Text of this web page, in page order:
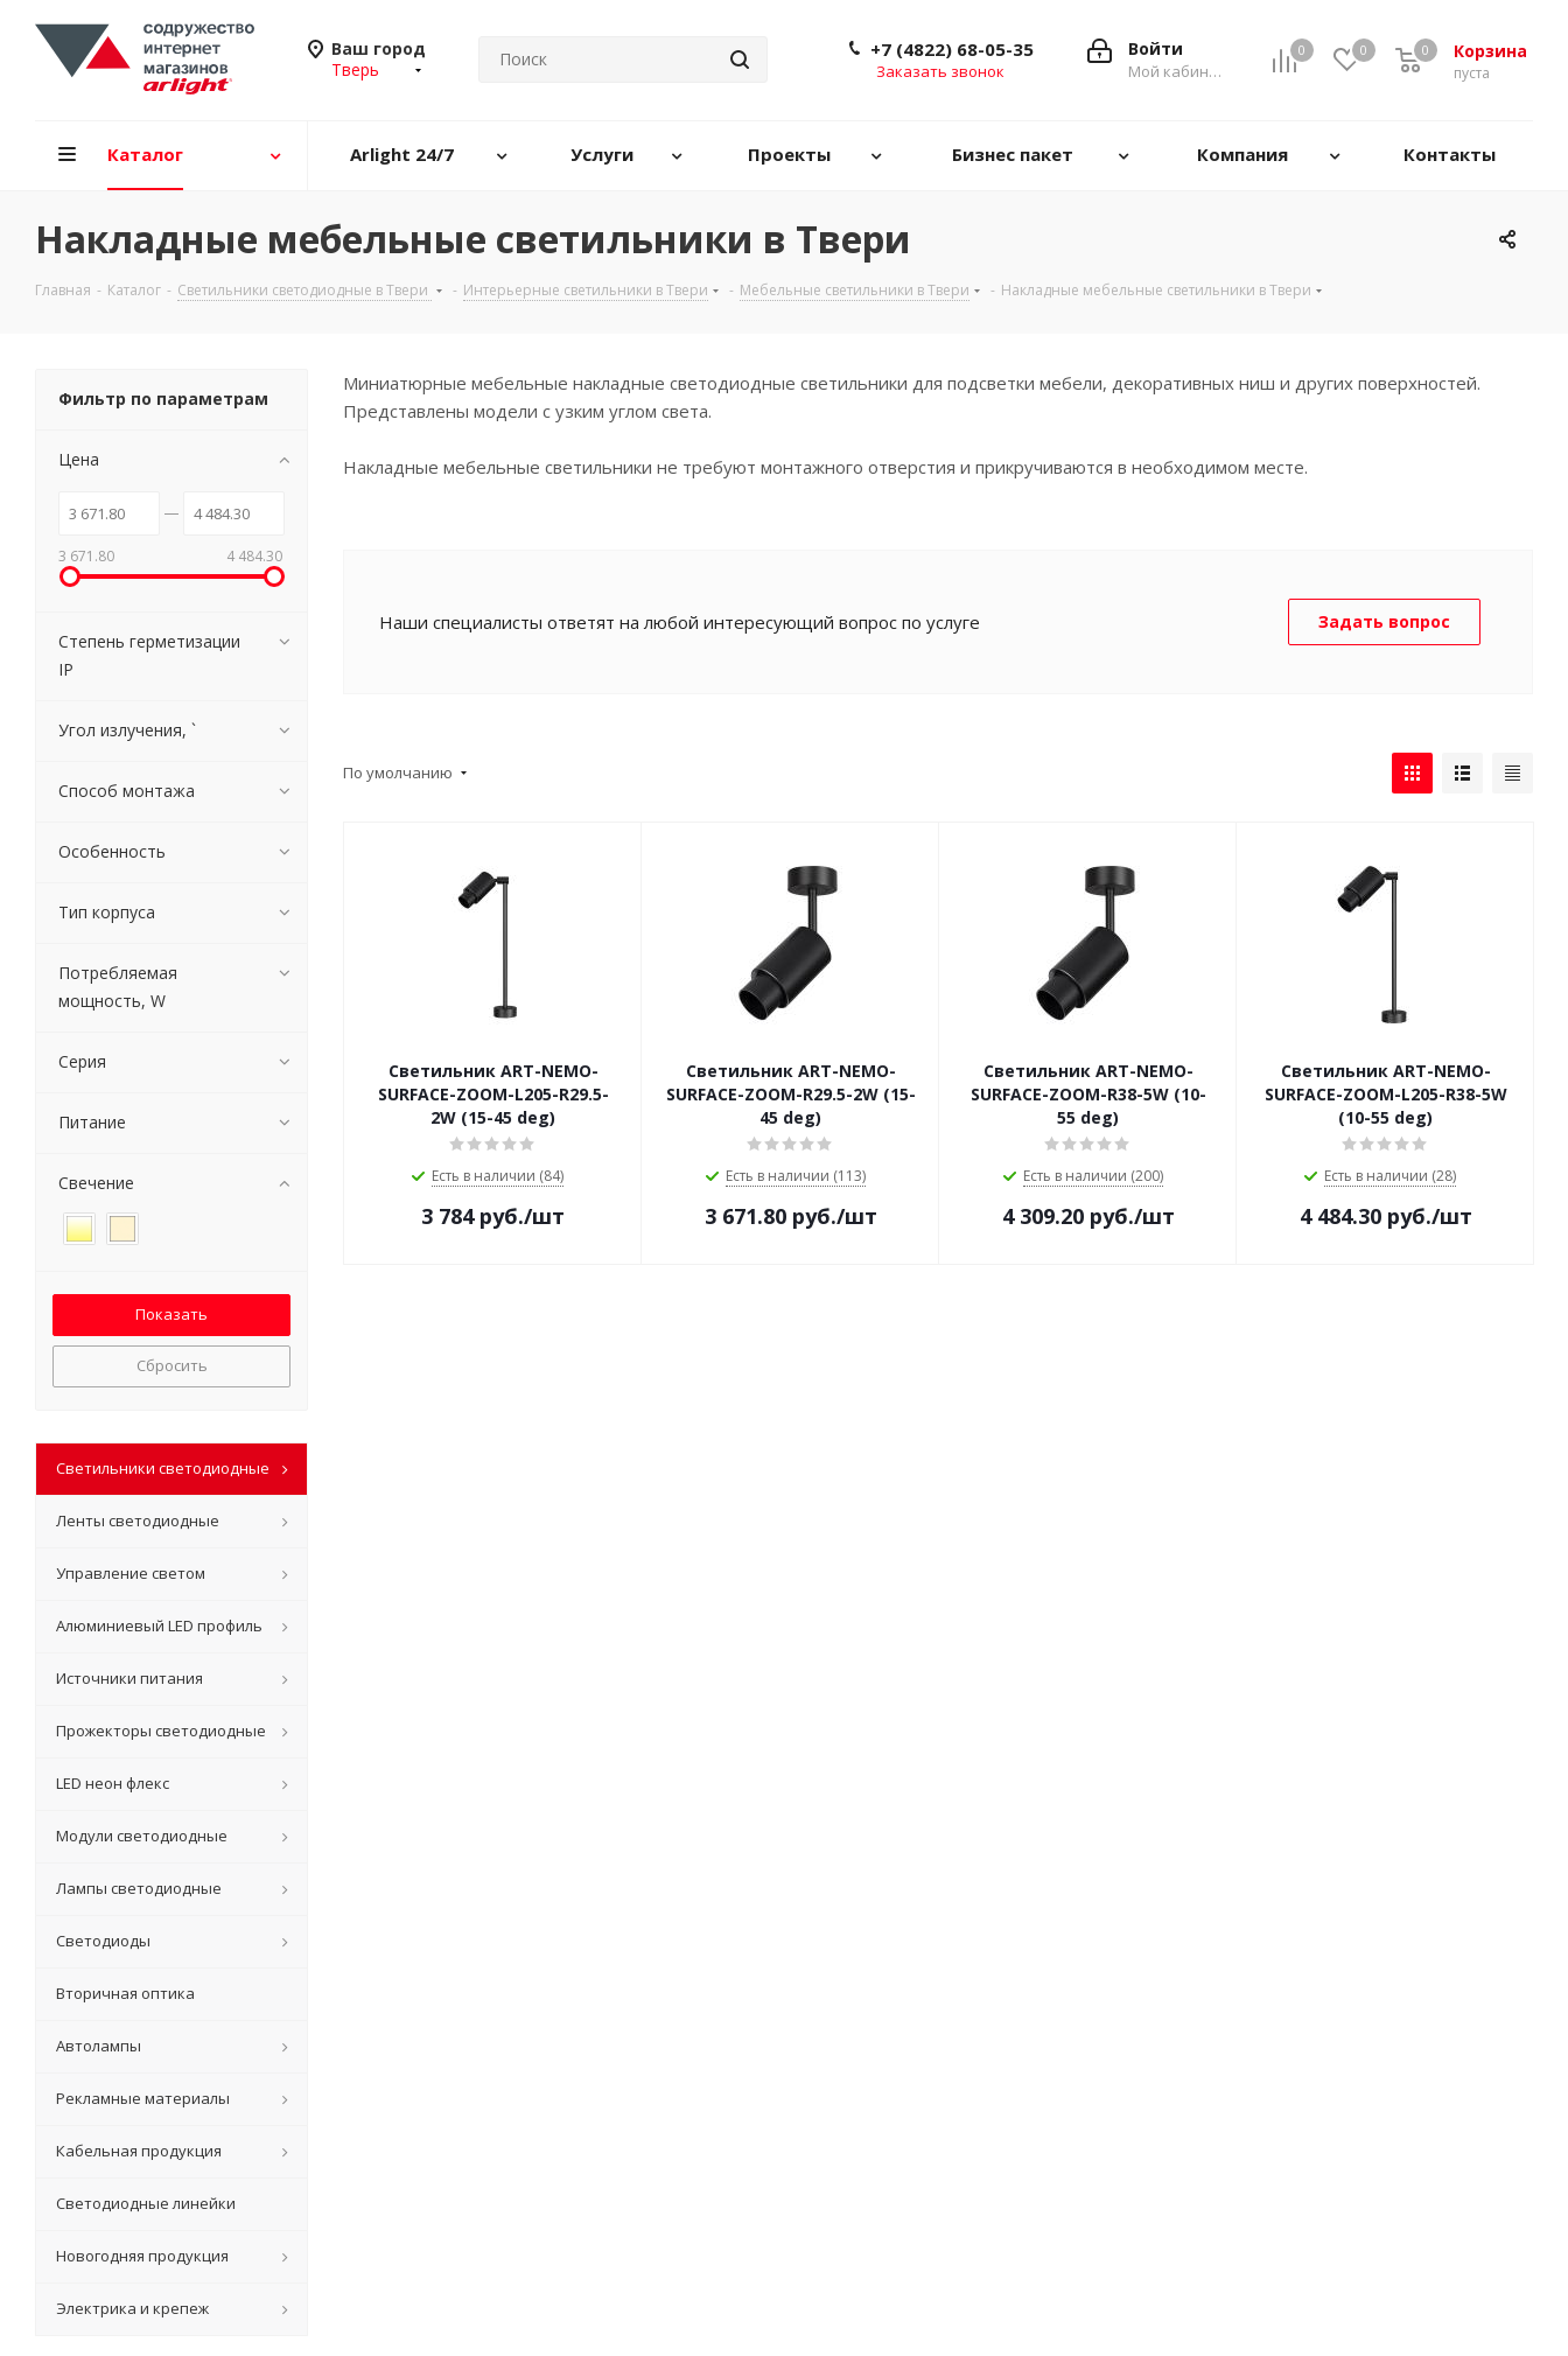
Ваш город
Тверь
0 0 Корзина
0
пуста
0
Войти
Мой кабинет
+7 (4822) 68-05-35
Заказать звонок
Каталог Arlight 24/7 Услуги Проекты Бизнес пакет Компания Контакты
Накладные мебельные светильники в Твери
Главная - Каталог - Светильники светодиодные в Твери - Интерьерные светильники в Твери - Мебельные светильники в Твери - Накладные мебельные светильники в Твери
Миниатюрные мебельные накладные светодиодные светильники для подсветки мебели, декоративных ниш и других поверхностей.
Представлены модели с узким углом света.
Накладные мебельные светильники не требуют монтажного отверстия и прикручиваются в необходимом месте.
Наши специалисты ответят на любой интересующий вопрос по услуге Задать вопрос
По умолчанию
Светильник ART-NEMO-
SURFACE-ZOOM-L205-R29.5-
2W (15-45 deg)
Есть в наличии (84)
3 784руб./шт
Светильник ART-NEMO-
SURFACE-ZOOM-R29.5-2W (15-
45 deg)
Есть в наличии (113)
3 671.80руб./шт
Светильник ART-NEMO-
SURFACE-ZOOM-R38-5W (10-
55 deg)
Есть в наличии (200)
4 309.20руб./шт
Светильник ART-NEMO-
SURFACE-ZOOM-L205-R38-5W
(10-55 deg)
Есть в наличии (28)
4 484.30руб./шт
Фильтр по параметрам
Цена
3 671.80 4 484.30
Степень герметизации
IP
Угол излучения, `
Способ монтажа
Особенность
Тип корпуса
Потребляемая
мощность, W
Серия
Питание
Свечение
Сбросить
Светильники светодиодные
Ленты светодиодные
Управление светом
Алюминиевый LED профиль
Источники питания
Прожекторы светодиодные
LED неон флекс
Модули светодиодные
Лампы светодиодные
Светодиоды
Вторичная оптика
Автолампы
Рекламные материалы
Кабельная продукция
Светодиодные линейки
Новогодняя продукция
Электрика и крепеж